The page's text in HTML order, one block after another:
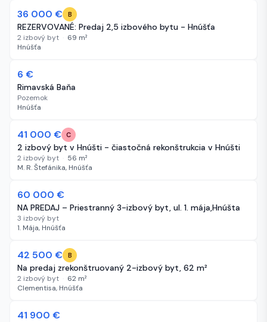
3 dni
36 000 € B
REZERVOVANÉ: Predaj 2,5 izbového bytu - Hnúšťa
2 izbový byt · 69 m²
Hnúšťa
3 dni
6 €
Rimavská Baňa
Pozemok
Hnúšťa
10 dní
41 000 € C
2 izbový byt v Hnúšti - čiastočná rekonštrukcia v Hnúšti
2 izbový byt · 56 m²
M. R. Štefánika, Hnúšťa
10 dní
60 000 €
NA PREDAJ – Priestranný 3-izbový byt, ul. 1. mája,Hnúšta
3 izbový byt
1. Mája, Hnúšťa
14 dní
42 500 € B
Na predaj zrekonštruovaný 2-izbový byt, 62 m²
2 izbový byt · 62 m²
Clementisa, Hnúšťa
22 dní
41 900 €